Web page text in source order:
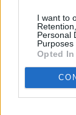
I want to
Personal
Purposes
Opted In
Inger Turid -